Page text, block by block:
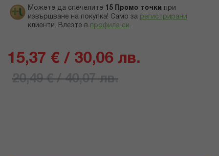
Можете да спечелите 15 Промо точки
при
извършване на покупка! Само за регистрирани
клиенти. Влезте в профила си .
15,37 € / 30,06 лв.
20,49 € / 40,07 лв.